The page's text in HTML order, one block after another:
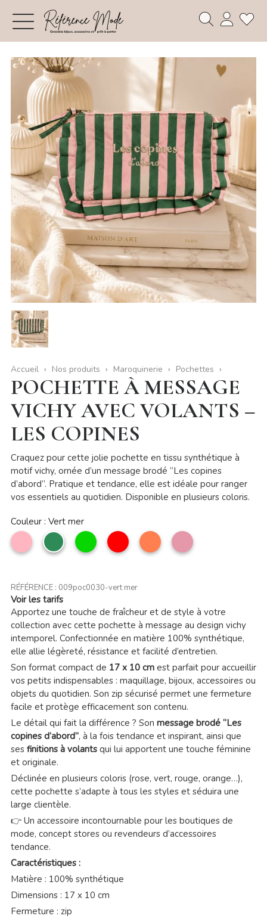
Accueil Nos produits Maroquinerie Pochettes
POCHETTE À MESSAGE
VICHY AVEC VOLANTS –
LES COPINES
Craquez pour cette jolie pochette en tissu synthétique à
motif vichy, ornée d’un message brodé “Les copines
d’abord”. Pratique et tendance, elle est idéale pour ranger
vos essentiels au quotidien. Disponible en plusieurs coloris.
Couleur : Vert mer
Rose
clair
Vert
mer
Vert Rouge Corail
Vieux
rose
RÉFÉRENCE : 009poc0030-vert mer
Voir les tarifs
Apportez une touche de fraîcheur et de style à votre
collection avec cette pochette à message au design vichy
intemporel. Confectionnée en matière 100% synthétique,
elle allie légèreté, résistance et facilité d’entretien.
Son format compact de 17 x 10 cmest parfait pour accueillir
vos petits indispensables : maquillage, bijoux, accessoires ou
objets du quotidien. Son zip sécurisé permet une fermeture
facile et protège efficacement son contenu.
Le détail qui fait la différence ? Son message brodé “Les
copines d’abord”, à la fois tendance et inspirant, ainsi que
ses finitions à volantsqui lui apportent une touche féminine
et originale.
Déclinée en plusieurs coloris (rose, vert, rouge, orange…),
cette pochette s’adapte à tous les styles et séduira une
large clientèle.
👉 Un accessoire incontournable pour les boutiques de
mode, concept stores ou revendeurs d’accessoires
tendance.
Caractéristiques :
Matière : 100% synthétique
Dimensions : 17 x 10 cm
Fermeture : zip